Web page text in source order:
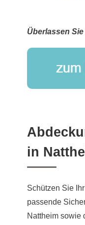
Überlassen
in
Schützen Sie
passende
Nattheim sowie